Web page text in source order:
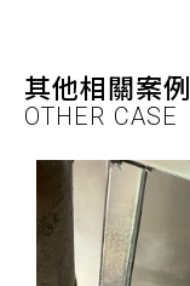
其他相關案例
OTHER CASE